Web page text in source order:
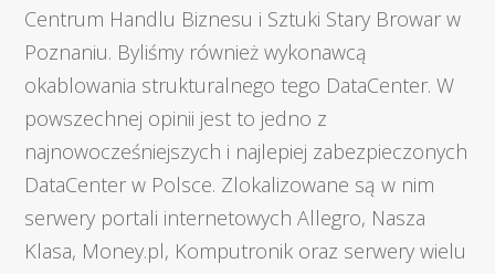
Centrum Handlu Biznesu i Sztuki Stary Browar w
Poznaniu. Byliśmy również wykonawcą
okablowania strukturalnego tego DataCenter. W
powszechnej opinii jest to jedno z
najnowocześniejszych i najlepiej zabezpieczonych
DataCenter w Polsce. Zlokalizowane są w nim
serwery portali internetowych Allegro, Nasza
Klasa, Money.pl, Komputronik oraz serwery wielu